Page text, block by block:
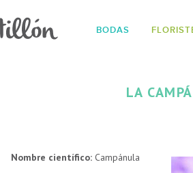
BODAS
LA
Nombre científico: Campánula